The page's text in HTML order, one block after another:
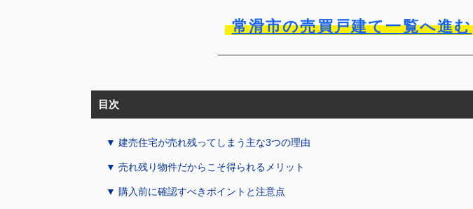
常滑市の売買戸建て一覧へ進む
目次
▼ 建売住宅が売れ残ってしまう主な3つの理由
▼ 売れ残り物件だからこそ得られるメリット
▼ 購入前に確認すべきポイントと注意点